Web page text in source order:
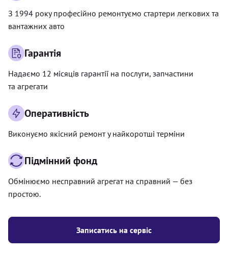
Записатись на сервіс
З 1994 року професійно ремонтуємо стартери легкових та
вантажних авто
Гарантія
Надаємо 12 місяців гарантії на послуги, запчастини
та агрегати
Оперативність
Виконуємо якісний ремонт у найкоротші терміни
Підмінний фонд
Обмінюємо несправний агрегат на справний — без
простою.